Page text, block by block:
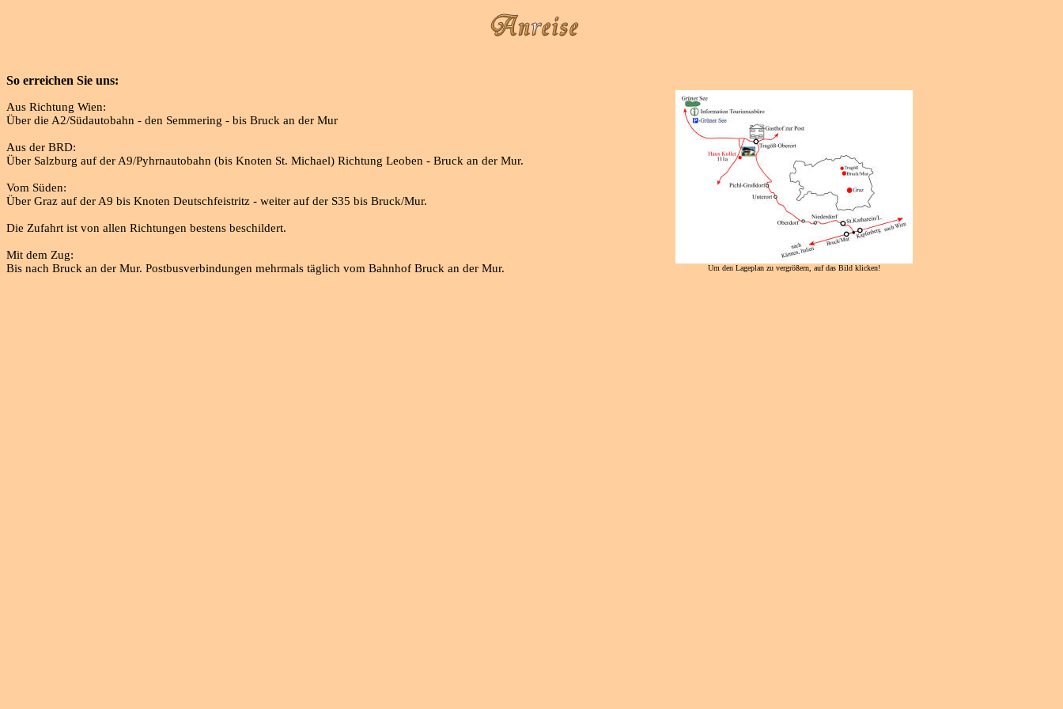
So erreichen Sie uns:
Aus Richtung Wien:
Über die A2/Südautobahn - den Semmering - bis Bruck an der Mur
Aus der BRD:
Über Salzburg auf der A9/Pyhrnautobahn (bis Knoten St. Michael) Richtung Leoben - Bruck an der Mur.
Vom Süden:
Über Graz auf der A9 bis Knoten Deutschfeistritz - weiter auf der S35 bis Bruck/Mur.
Die Zufahrt ist von allen Richtungen bestens beschildert.
Mit dem Zug:
Bis nach Bruck an der Mur. Postbusverbindungen mehrmals täglich vom Bahnhof Bruck an der Mur.
Um den Lageplan zu vergrößern, auf das Bild klicken!